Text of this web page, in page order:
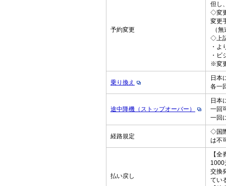
予約変更
但し
◇変
変更
（
◇上
・よ
・ビ
※変
乗り換え
日本
各一
途中降機（ストップオーバー）
日本
一回
一回
経路規定
◇国
は不
払い戻し
【
1000
交換
てい